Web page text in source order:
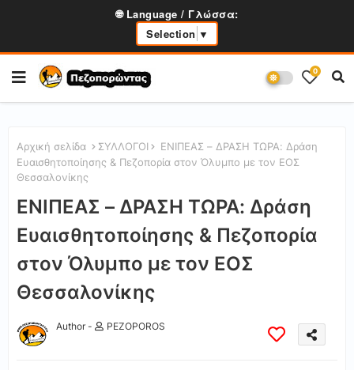
🌐 Language / Γλώσσα:
Selection ▼
0
Αρχική σελίδα ΣΥΛΛΟΓΟΙ
ΕΝΙΠΕΑΣ – ΔΡΑΣΗ ΤΩΡΑ: Δράση
Ευαισθητοποίησης & Πεζοπορία στον Όλυμπο με τον ΕΟΣ
Θεσσαλονίκης
ΕΝΙΠΕΑΣ – ΔΡΑΣΗ ΤΩΡΑ: Δράση
Ευαισθητοποίησης & Πεζοπορία
στον Όλυμπο με τον ΕΟΣ
Θεσσαλονίκης
Author - PEZOPOROS